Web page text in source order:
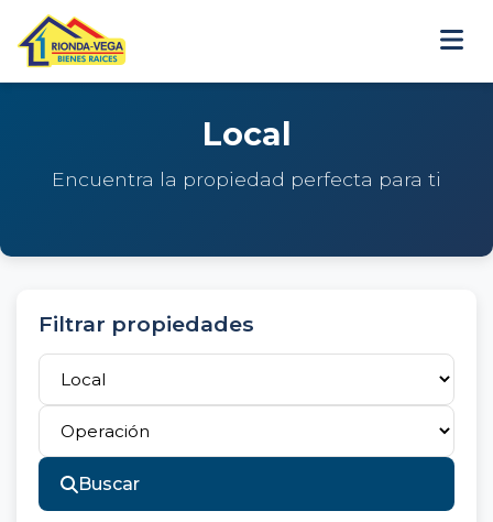
Local
Encuentra la propiedad perfecta para ti
Filtrar propiedades
Buscar